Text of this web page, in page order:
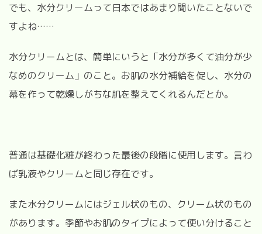
でも、水分クリームって日本ではあまり聞いたことないで
すよね……
水分クリームとは、簡単にいうと「水分が多くて油分が少
なめのクリーム」のこと。お肌の水分補給を促し、水分の
幕を作って乾燥しがちな肌を整えてくれるんだとか。
普通は基礎化粧が終わった最後の段階に使用します。言わ
ば乳液やクリームと同じ存在です。
また水分クリームにはジェル状のもの、クリーム状のもの
があります。季節やお肌のタイプによって使い分けること